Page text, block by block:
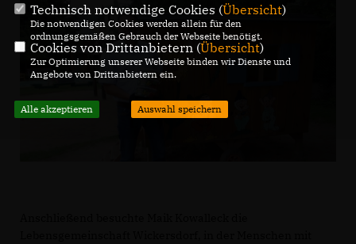
Technisch notwendige Cookies (Übersicht)
Die notwendigen Cookies werden allein für den
ordnungsgemäßen Gebrauch der Webseite benötigt.
Cookies von Drittanbietern (Übersicht)
Zur Optimierung unserer Webseite binden wir Dienste und
Angebote von Drittanbietern ein.
Alle akzeptieren Auswahl speichern